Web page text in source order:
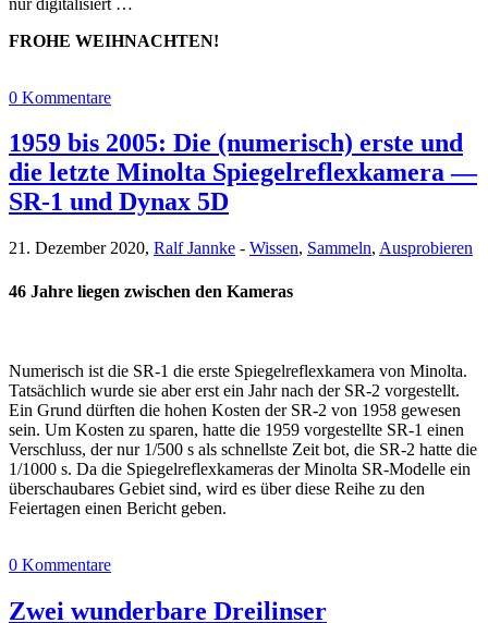
FROHE WEIHNACHTEN!
0 Kommentare
1959 bis 2005: Die (numerisch) erste und
die letzte Minolta Spiegelreflexkamera —
SR-1 und Dynax 5D
21. Dezember 2020, Ralf Jannke - Wissen, Sammeln, Ausprobieren
46 Jahre liegen zwischen den Kameras
Numerisch ist die SR-1 die erste Spiegelreflexkamera von Minolta.
Tatsächlich wurde sie aber erst ein Jahr nach der SR-2 vorgestellt.
Ein Grund dürften die hohen Kosten der SR-2 von 1958 gewesen
sein. Um Kosten zu sparen, hatte die 1959 vorgestellte SR-1 einen
Verschluss, der nur 1/500 s als schnellste Zeit bot, die SR-2 hatte die
1/1000 s. Da die Spiegelreflexkameras der Minolta SR-Modelle ein
überschaubares Gebiet sind, wird es über diese Reihe zu den
Feiertagen einen Bericht geben.
0 Kommentare
Zwei wunderbare Dreilinser